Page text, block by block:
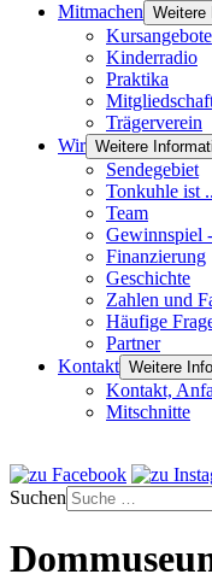
Mitmachen Weitere
Kursangebote
Kinderradio
Praktika
Trägerverein
Wir Weitere
Sendegebiet
Tonkuhle ist
Team
Gewinnspiel
Finanzierung
Geschichte
Zahlen und
Häufige
Partner
Kontakt Weitere
Kontakt,
Mitschnitte
Suchen